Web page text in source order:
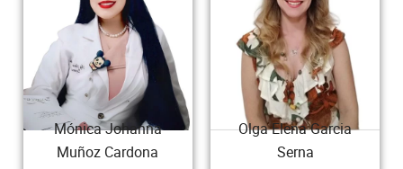
Mónica Johanna
Muñoz Cardona
Olga Elena Garcia
Serna